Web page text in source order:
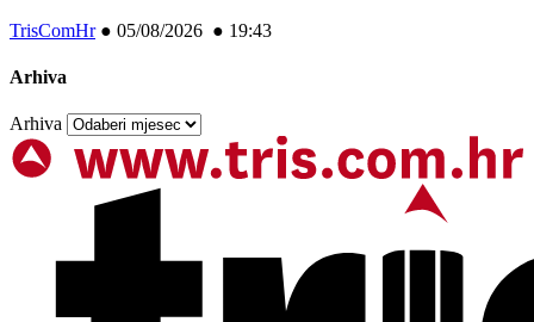
TrisComHr● 05/08/2026 ● 19:43
Arhiva
Arhiva